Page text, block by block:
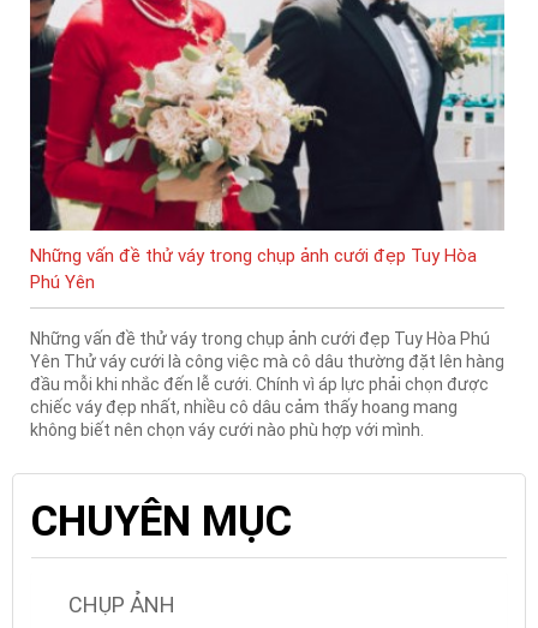
Những vấn đề thử váy trong chụp ảnh cưới đẹp Tuy Hòa
Phú Yên
Những vấn đề thử váy trong chụp ảnh cưới đẹp Tuy Hòa Phú
Yên Thử váy cưới là công việc mà cô dâu thường đặt lên hàng
đầu mỗi khi nhắc đến lễ cưới. Chính vì áp lực phải chọn được
chiếc váy đẹp nhất, nhiều cô dâu cảm thấy hoang mang
không biết nên chọn váy cưới nào phù hợp với mình.
CHUYÊN MỤC
CHỤP ẢNH